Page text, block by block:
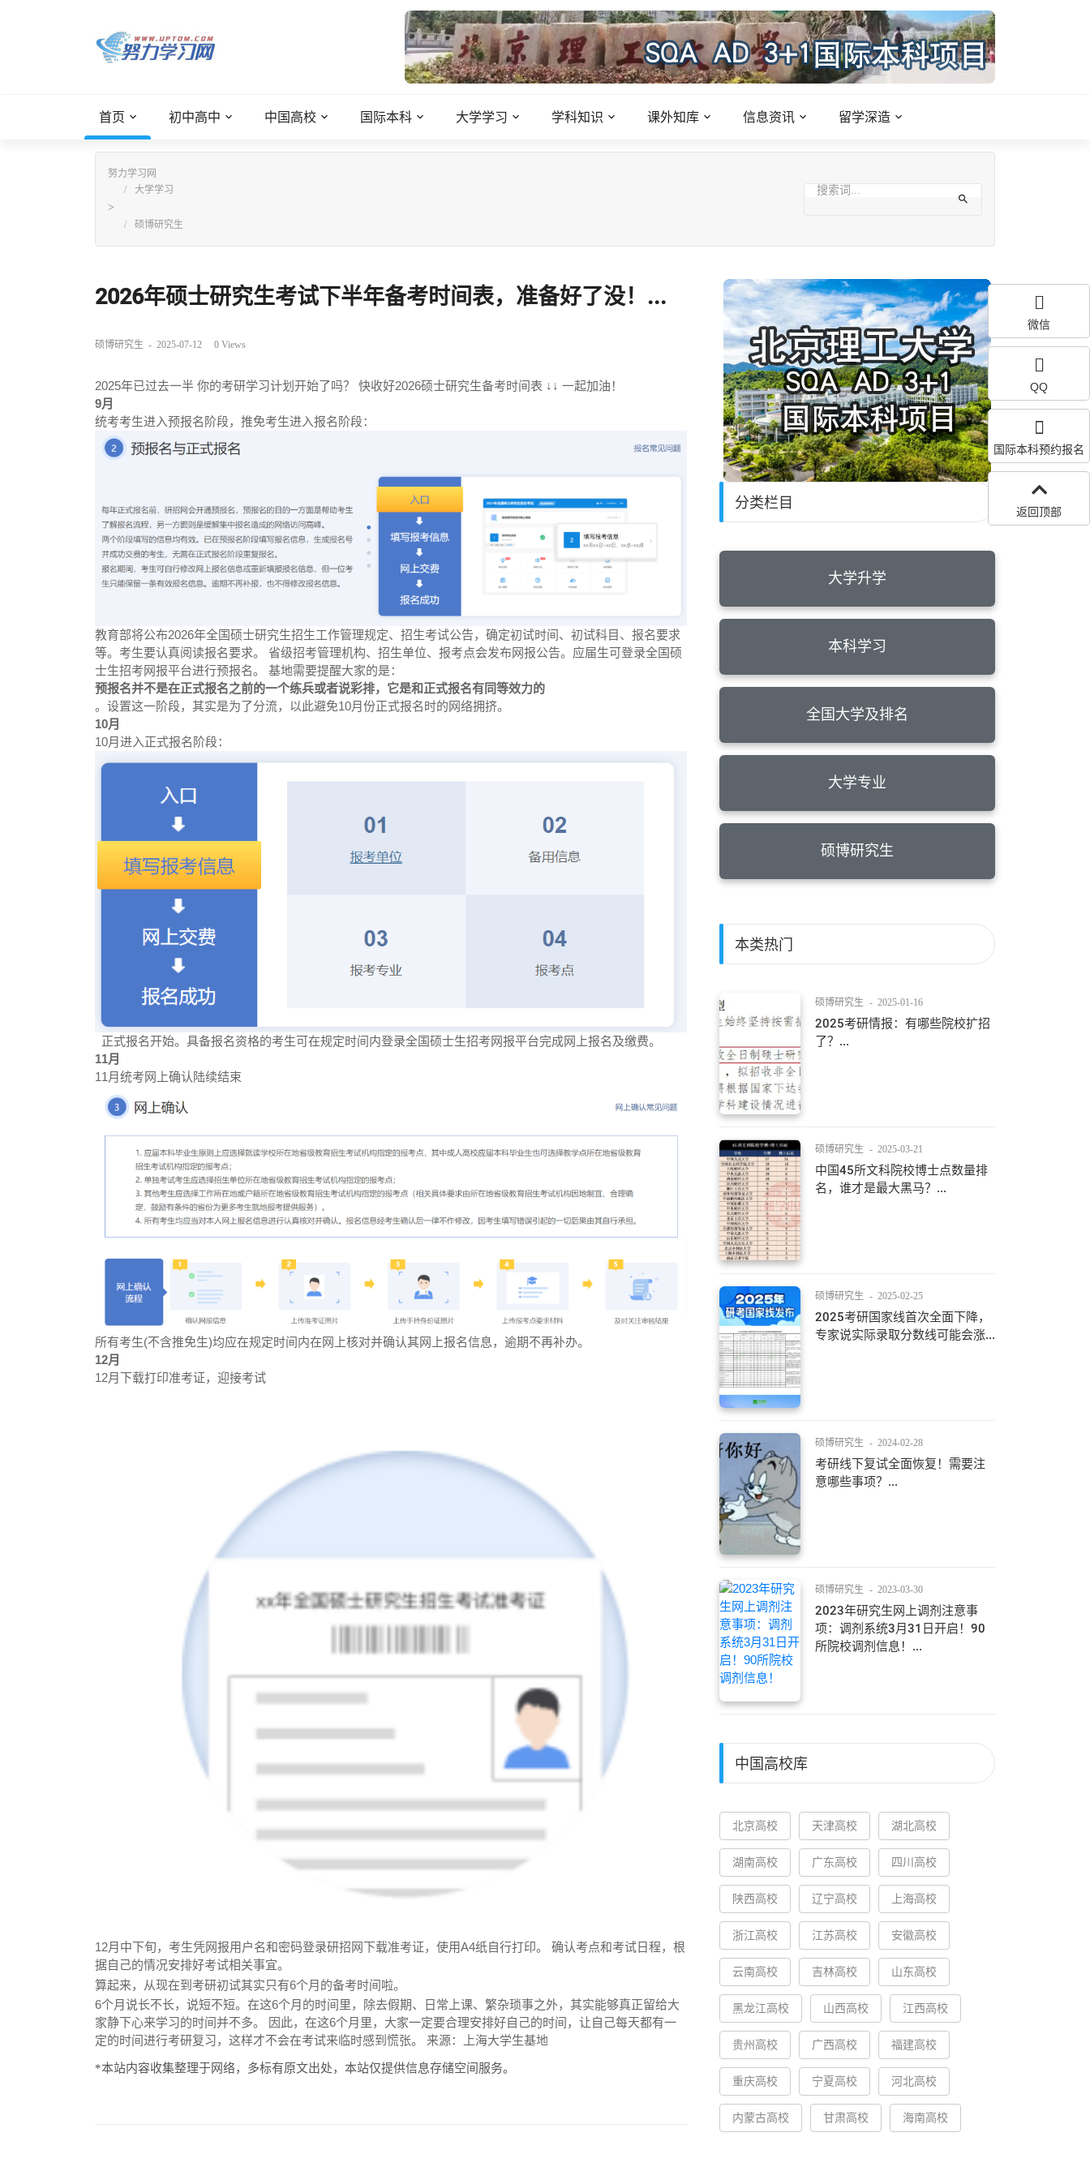
首页 初中高中 中国高校 国际本科 大学学习 学科知识 课外知库 信息资讯 留学深造
努力学习网
大学学习
>
硕博研究生
2026年硕士研究生考试下半年备考时间表，准备好了没！...
硕博研究生 - 2025-07-12 0 Views
2025年已过去一半 你的考研学习计划开始了吗？ 快收好2026硕士研究生备考时间表 ↓↓ 一起加油！
9月
统考考生进入预报名阶段，推免考生进入报名阶段：
教育部将公布2026年全国硕士研究生招生工作管理规定、招生考试公告，确定初试时间、初试科目、报名要求
等。考生要认真阅读报名要求。 省级招考管理机构、招生单位、报考点会发布网报公告。应届生可登录全国硕
士生招考网报平台进行预报名。 基地需要提醒大家的是：
预报名并不是在正式报名之前的一个练兵或者说彩排，它是和正式报名有同等效力的
。设置这一阶段，其实是为了分流，以此避免10月份正式报名时的网络拥挤。
10月
10月进入正式报名阶段：
正式报名开始。具备报名资格的考生可在规定时间内登录全国硕士生招考网报平台完成网上报名及缴费。
11月
11月统考网上确认陆续结束
所有考生(不含推免生)均应在规定时间内在网上核对并确认其网上报名信息，逾期不再补办。
12月
12月下载打印准考证，迎接考试
12月中下旬，考生凭网报用户名和密码登录研招网下载准考证，使用A4纸自行打印。 确认考点和考试日程，根
据自己的情况安排好考试相关事宜。
算起来，从现在到考研初试其实只有6个月的备考时间啦。
6个月说长不长，说短不短。在这6个月的时间里，除去假期、日常上课、繁杂琐事之外，其实能够真正留给大
家静下心来学习的时间并不多。 因此，在这6个月里，大家一定要合理安排好自己的时间，让自己每天都有一
定的时间进行考研复习，这样才不会在考试来临时感到慌张。 来源：上海大学生基地
*本站内容收集整理于网络，多标有原文出处，本站仅提供信息存储空间服务。
分类栏目
大学升学
本科学习
全国大学及排名
大学专业
硕博研究生
本类热门
硕博研究生 - 2025-01-16
2025考研情报：有哪些院校扩招
了？...
硕博研究生 - 2025-03-21
中国45所文科院校博士点数量排
名，谁才是最大黑马？...
硕博研究生 - 2025-02-25
2025考研国家线首次全面下降，
专家说实际录取分数线可能会涨...
硕博研究生 - 2024-02-28
考研线下复试全面恢复！需要注
意哪些事项？...
硕博研究生 - 2023-03-30
2023年研究生网上调剂注意事
项：调剂系统3月31日开启！90
所院校调剂信息！...
中国高校库
北京高校 天津高校 湖北高校
湖南高校 广东高校 四川高校
陕西高校 辽宁高校 上海高校
浙江高校 江苏高校 安徽高校
云南高校 吉林高校 山东高校
黑龙江高校 山西高校 江西高校
贵州高校 广西高校 福建高校
重庆高校 宁夏高校 河北高校
内蒙古高校 甘肃高校 海南高校
微信
QQ
国际本科预约报名
返回顶部